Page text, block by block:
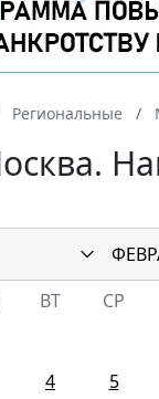
Региональные
ВТ СР
4 5